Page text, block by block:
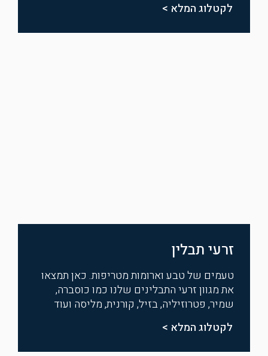
לקטלוג המלא >
זרעי תבלין
טעמים של טבע וארומות מטריפות. כאן תמצאו
את מגוון זרעי התבלינים שלנו כמו כוסברה,
שמיר, פטרוזיליה, בזיל, קורנית, מליסה ועוד
לקטלוג המלא >